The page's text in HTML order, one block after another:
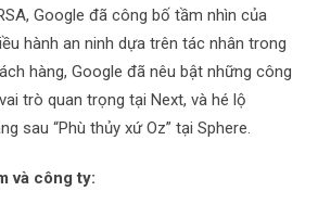
Google đã công bố tầm nhìn của
hành an ninh dựa trên tác nhân trong
hàng, Google đã nêu bật những công
trò quan trọng tại Next, và hé lộ
sau “Phù thủy xứ Oz” tại Sphere.
và công ty: